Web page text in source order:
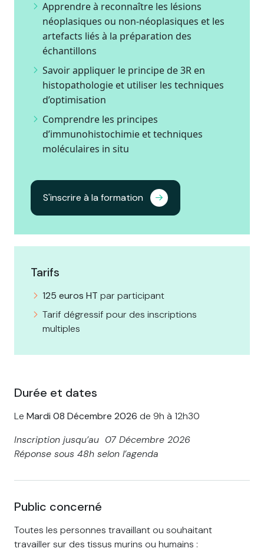
Apprendre à reconnaître les lésions
néoplasiques ou non-néoplasiques et les
artefacts liés à la préparation des
échantillons
Savoir appliquer le principe de 3R en
histopathologie et utiliser les techniques
d’optimisation
Comprendre les principes
d’immunohistochimie et techniques
moléculaires in situ
S'inscrire à la formation
Tarifs
125 euros HT par participant
Tarif dégressif pour des inscriptions
multiples
Durée et dates
Le Mardi 08 Décembre 2026 de 9h à 12h30
Inscription jusqu’au 07 Décembre 2026
Réponse sous 48h selon l’agenda
Public concerné
Toutes les personnes travaillant ou souhaitant
travailler sur des tissus murins ou humains :